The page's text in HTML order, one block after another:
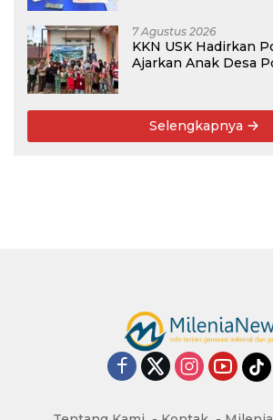
7 Agustus 2026
KKN USK Hadirkan
Ajarkan Anak Desa
Selengkapnya